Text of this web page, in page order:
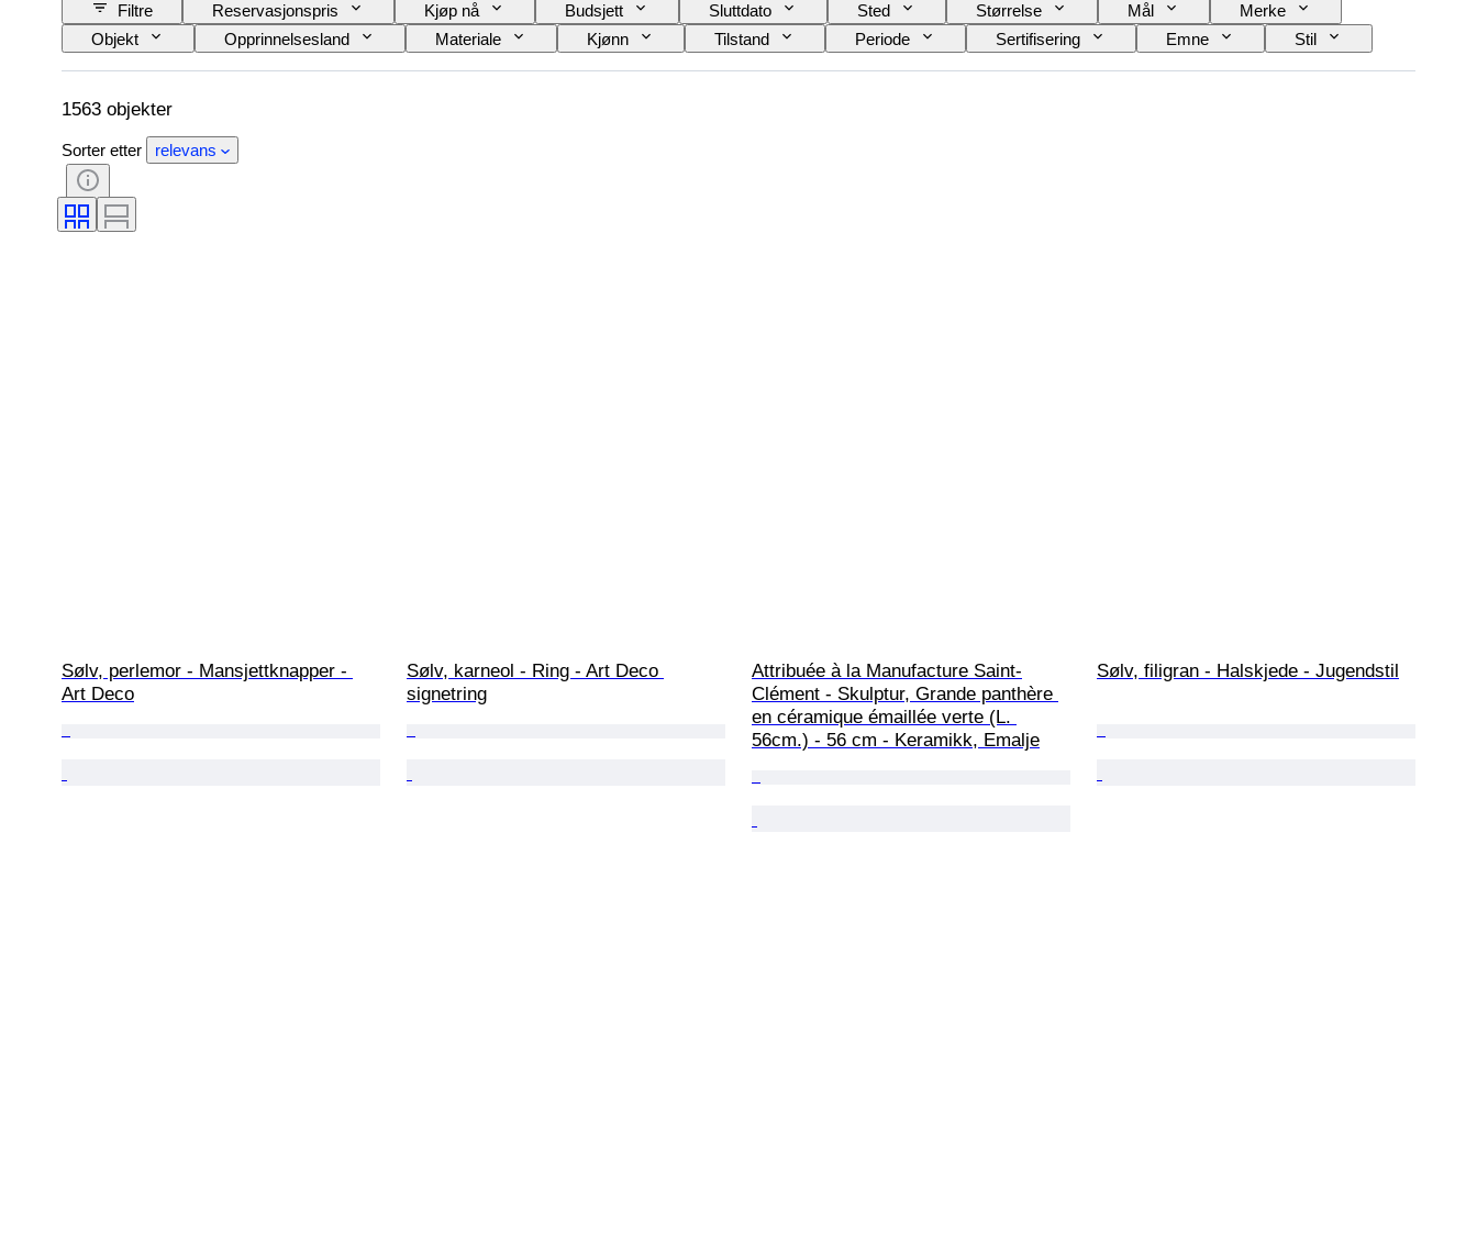
Filtre Reservasjonspris Kjøp nå Budsjett Sluttdato Sted Størrelse Mål
Merke
Objekt
Opprinnelsesland Materiale Kjønn Tilstand Periode Sertifisering Emne
Stil
Signatur
Farge Urverk Striking Type klokke Power Reserve Eske diameter
Original / kopi
1563 objekter
Sorter etter relevans
Sølv, perlemor - Mansjettknapper -
Art Deco
Sølv, karneol - Ring - Art Deco
signetring
Attribuée à la Manufacture Saint-
Clément - Skulptur, Grande panthère
en céramique émaillée verte (L.
56cm.) - 56 cm - Keramikk, Emalje
Sølv, filigran - Halskjede - Jugendstil